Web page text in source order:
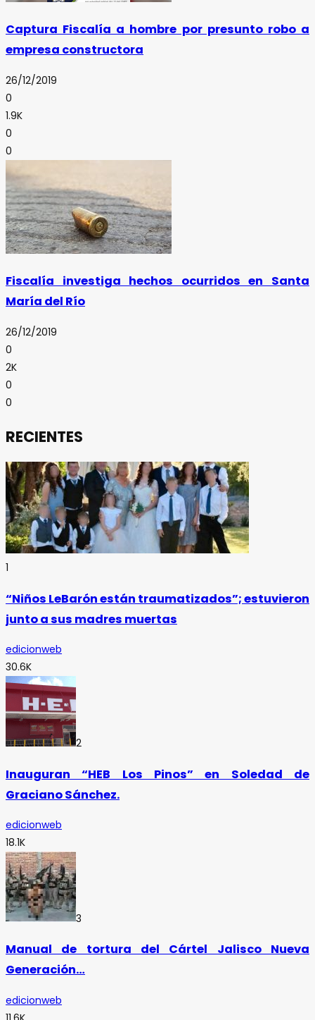
Captura Fiscalía a hombre por presunto robo a
empresa constructora
26/12/2019
0
1.9K
0
0
Fiscalía investiga hechos ocurridos en Santa
María del Río
26/12/2019
0
2K
0
0
RECIENTES
1
“Niños LeBarón están traumatizados”; estuvieron
junto a sus madres muertas
edicionweb
30.6K
2
Inauguran “HEB Los Pinos” en Soledad de
Graciano Sánchez.
edicionweb
18.1K
3
Manual de tortura del Cártel Jalisco Nueva
Generación…
edicionweb